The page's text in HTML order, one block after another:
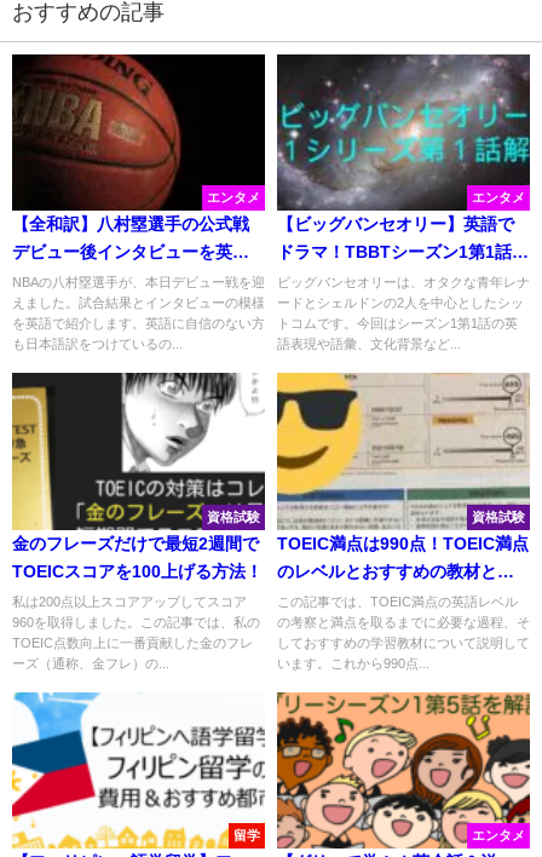
おすすめの記事
エンタメ
【全和訳】八村塁選手の公式戦
デビュー後インタビューを英文
で紹介
NBAの八村塁選手が、本日デビュー戦を迎
えました。試合結果とインタビューの模様
を英語で紹介します。英語に自信のない方
も日本語訳をつけているの...
エンタメ
【ビッグバンセオリー】英語で
ドラマ！TBBTシーズン1第1話を
解説！
ビッグバンセオリーは、オタクな青年レナ
ードとシェルドンの2人を中心としたシッ
トコムです。今回はシーズン1第1話の英
語表現や語彙、文化背景など...
資格試験
金のフレーズだけで最短2週間で
TOEICスコアを100上げる方法！
私は200点以上スコアアップしてスコア
960を取得しました。この記事では、私の
TOEIC点数向上に一番貢献した金のフレ
ーズ（通称、金フレ）の...
資格試験
TOEIC満点は990点！TOEIC満点
のレベルとおすすめの教材と
は？！
この記事では、TOEIC満点の英語レベル
の考察と満点を取るまでに必要な過程、そ
しておすすめの学習教材について説明して
います。これから990点...
留学 エンタメ